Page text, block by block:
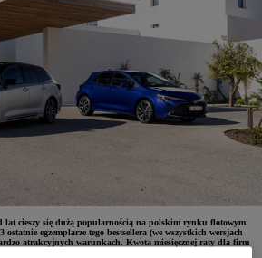
lat cieszy się dużą popularnością na polskim rynku flotowym.
egzemplarze tego bestsellera (we wszystkich wersjach
atrakcyjnych warunkach. Kwota miesięcznej raty dla firm